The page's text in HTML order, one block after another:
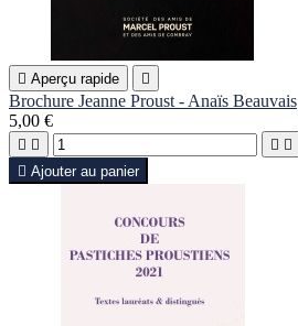
 Aperçu rapide 
Brochure Jeanne Proust - Anaïs Beauvais
5,00 €
   
 Ajouter au panier